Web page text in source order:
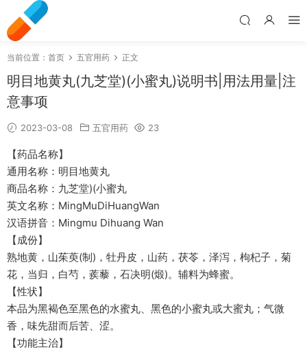
当前位置： 首页 五官用药 正文
明目地黄丸(九芝堂)(小蜜丸)说明书|用法用量|注
意事项
2023-03-08 五官用药 23
【药品名称】
通用名称：明目地黄丸
商品名称：九芝堂)(小蜜丸
英文名称：MingMuDiHuangWan
汉语拼音：Mingmu Dihuang Wan
【成份】
熟地黄，山茱萸(制)，牡丹皮，山药，茯苓，泽泻，枸杞子，菊
花，当归，白芍，蒺藜，石决明(煅)。辅料为蜂蜜。
【性状】
本品为黑褐色至黑色的水蜜丸、黑色的小蜜丸或大蜜丸；气微
香，味先甜而后苦、涩。
【功能主治】